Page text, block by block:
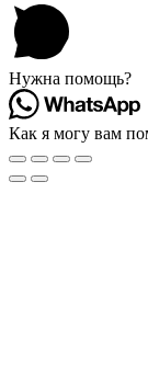
Нужна помощь?
Как я могу вам